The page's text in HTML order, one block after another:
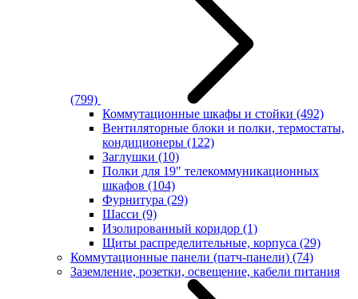
(799)
Коммутационные шкафы и стойки (492)
Вентиляторные блоки и полки, термостаты,
кондиционеры (122)
Заглушки (10)
Полки для 19" телекоммуникационных
шкафов (104)
Фурнитура (29)
Шасси (9)
Изолированный коридор (1)
Щиты распределительные, корпуса (29)
Коммутационные панели (патч-панели) (74)
Заземление, розетки, освещение, кабели питания